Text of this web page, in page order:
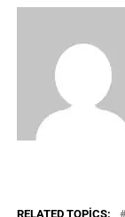
RELATED TOPICS: